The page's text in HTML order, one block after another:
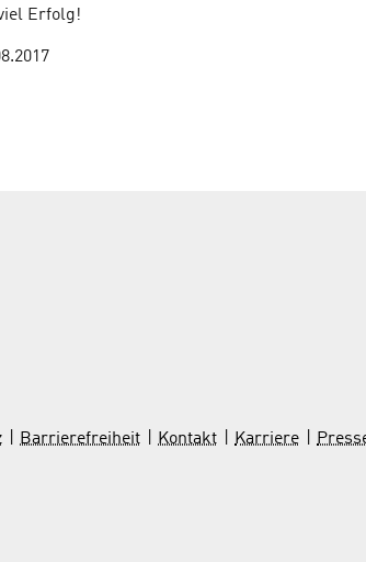
Erfolg!
Barrierefreiheit Kontakt Karriere